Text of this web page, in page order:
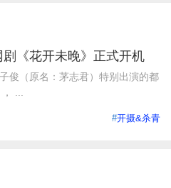
《花开未晚》正式开机
俊（原名：茅志君）特别出演的都
...
#开摄&杀青